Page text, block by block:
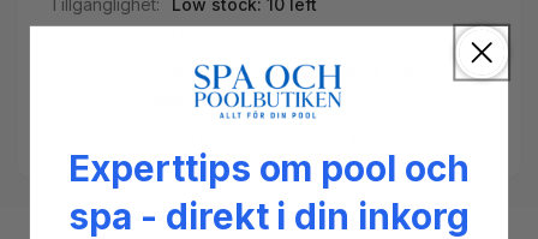
Tillgänglighet:
Low stock: 10 left
inspektionslucka,Lock,
pumpbrunn
Experttips om pool och
spa - direkt i din inkorg